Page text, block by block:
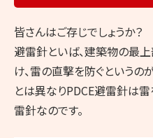
皆さんはご存じでしょうか？
避雷針といば、建築物の最
け、雷の直撃を防ぐという
とは異なりPDCE避雷針は
雷針なのです。